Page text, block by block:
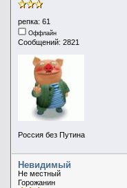
репка: 61
Оффлайн
Сообщений: 2821
Россия без Путина
Невидимый
Не местный
Горожанин